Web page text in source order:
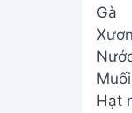
Gà
Hạt